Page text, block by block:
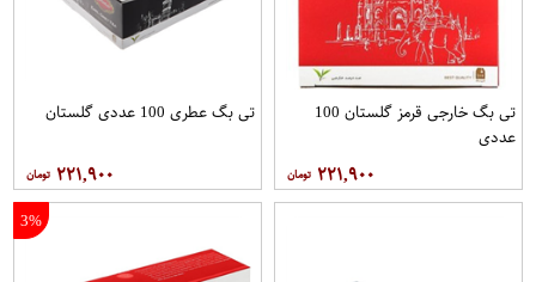
تی بگ خارجی قرمز گلستان 100
عددی
۲۲۱,۹۰۰
تی بگ عطری 100 عددی گلستان
۲۲۱,۹۰۰
3%